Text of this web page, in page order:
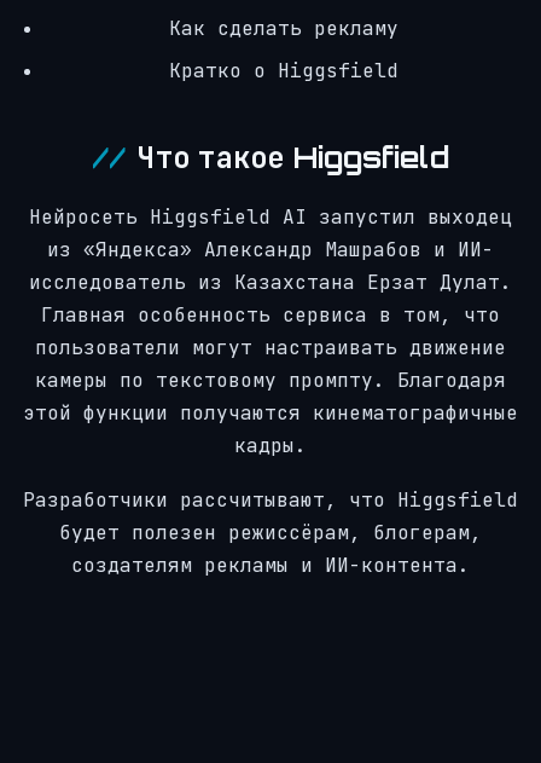
Как сделать рекламу
Кратко о Higgsfield
Что такое Higgsfield
Нейросеть Higgsfield AI запустил выходец
из «Яндекса» Александр Машрабов и ИИ-
исследователь из Казахстана Ерзат Дулат.
Главная особенность сервиса в том, что
пользователи могут настраивать движение
камеры по текстовому промпту. Благодаря
этой функции получаются кинематографичные
кадры.
Разработчики рассчитывают, что Higgsfield
будет полезен режиссёрам, блогерам,
создателям рекламы и ИИ-контента.